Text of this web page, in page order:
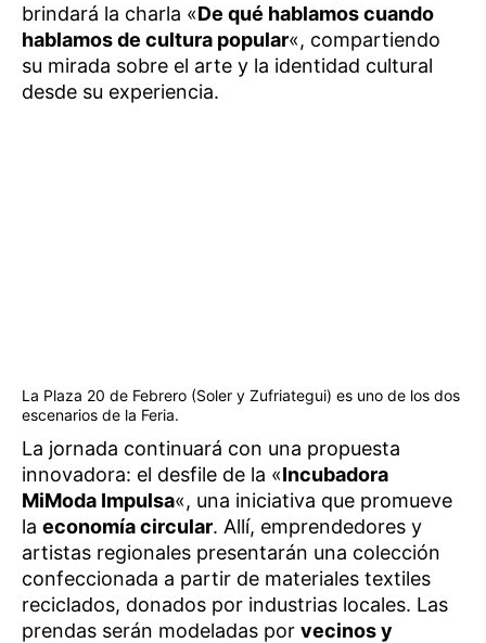
brindará la charla «De qué hablamos cuando
hablamos de cultura popular«, compartiendo
su mirada sobre el arte y la identidad cultural
desde su experiencia.
La Plaza 20 de Febrero (Soler y Zufriategui) es uno de los dos
escenarios de la Feria.
La jornada continuará con una propuesta
innovadora: el desfile de la «Incubadora
MiModa Impulsa«, una iniciativa que promueve
la economía circular. Allí, emprendedores y
artistas regionales presentarán una colección
confeccionada a partir de materiales textiles
reciclados, donados por industrias locales. Las
prendas serán modeladas por vecinos y